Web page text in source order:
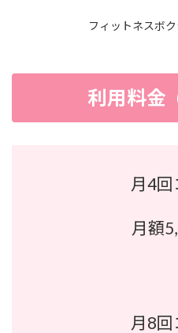
フィットネスボ
利用料金
月4回
月額
月8回